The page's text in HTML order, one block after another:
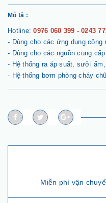
Mô tả :
Hotline:0976 060 399 - 0243
- Dùng cho các ứng dụng công
- Dùng cho các nguồn cung
- Hệ thống ra áp suất, sưởi
- Hệ thống bơm phòng cháy
Miễn phí vận